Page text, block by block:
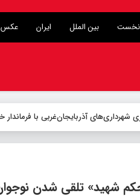
بین الملل ایران عکس
شهید» تلقی شدن نوجوان